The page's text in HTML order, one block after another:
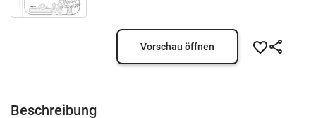
Vorschau öffnen
Beschreibung